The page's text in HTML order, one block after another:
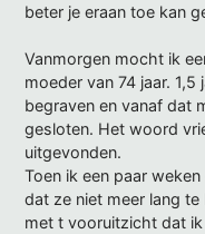
beter je eraan toe kan
Vanmorgen mocht ik
moeder van 74 jaar.
begraven en vanaf dat
gesloten. Het woord
uitgevonden.
Toen ik een paar
dat ze niet meer lang
met t vooruitzicht dat